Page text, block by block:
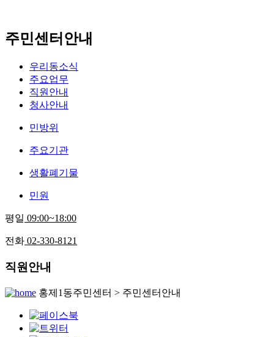
주민센터안내
우리동소식
주요업무
직원안내
청사안내
민방위
주요기관
생활폐기물
민원
평일 09:00~18:00
전화 02-330-8121
직원안내
홍제1동주민센터 > 주민센터안내